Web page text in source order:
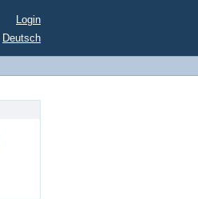
Login
Deutsch